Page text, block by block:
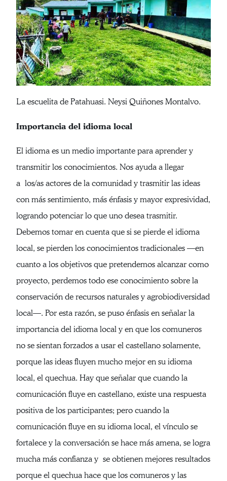
La escuelita de Patahuasi. Neysi Quiñones Montalvo.
Importancia del idioma local
El idioma es un medio importante para aprender y
transmitir los conocimientos. Nos ayuda a llegar
a los/as actores de la comunidad y trasmitir las ideas
con más sentimiento, más énfasis y mayor expresividad,
logrando potenciar lo que uno desea trasmitir.
Debemos tomar en cuenta que si se pierde el idioma
local, se pierden los conocimientos tradicionales —en
cuanto a los objetivos que pretendemos alcanzar como
proyecto, perdemos todo ese conocimiento sobre la
conservación de recursos naturales y agrobiodiversidad
local—. Por esta razón, se puso énfasis en señalar la
importancia del idioma local y en que los comuneros
no se sientan forzados a usar el castellano solamente,
porque las ideas fluyen mucho mejor en su idioma
local, el quechua. Hay que señalar que cuando la
comunicación fluye en castellano, existe una respuesta
positiva de los participantes; pero cuando la
comunicación fluye en su idioma local, el vínculo se
fortalece y la conversación se hace más amena, se logra
mucha más confianza y se obtienen mejores resultados
porque el quechua hace que los comuneros y las